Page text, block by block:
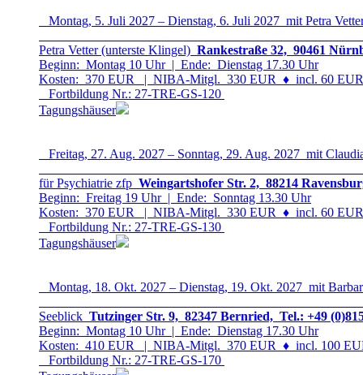
Montag, 5. Juli 2027 – Dienstag, 6. Juli 2027 mit Petra
Petra Vetter (unterste Klingel) Rankestraße 32, 90461
Beginn: Montag 10 Uhr | Ende: Dienstag 17.30 Uhr
Kosten: 370 EUR | NIBA-Mitgl. 330 EUR ♦ incl. 60
Fortbildung Nr.: 27-TRE-GS-120
Tagungshäuser
Freitag, 27. Aug. 2027 – Sonntag, 29. Aug. 2027 mit
für Psychiatrie zfp Weingartshofer Str. 2, 88214
Beginn: Freitag 19 Uhr | Ende: Sonntag 13.30 Uhr
Kosten: 370 EUR | NIBA-Mitgl. 330 EUR ♦ incl. 60
Fortbildung Nr.: 27-TRE-GS-130
Tagungshäuser
Montag, 18. Okt. 2027 – Dienstag, 19. Okt. 2027 mit
Seeblick Tutzinger Str. 9, 82347 Bernried, Tel.: +49
Beginn: Montag 10 Uhr | Ende: Dienstag 17.30 Uhr
Kosten: 410 EUR | NIBA-Mitgl. 370 EUR ♦ incl. 100
Fortbildung Nr.: 27-TRE-GS-170